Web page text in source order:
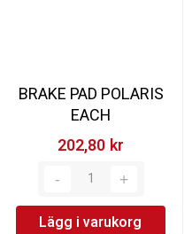
BRAKE PAD POLARIS
EACH
202,80 kr‎
Lägg i varukorg